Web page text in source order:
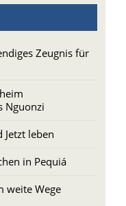
Zeugnis für
leben
in Pequiá
Wege